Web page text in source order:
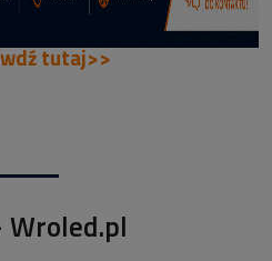
tutaj>>
Wroled.pl